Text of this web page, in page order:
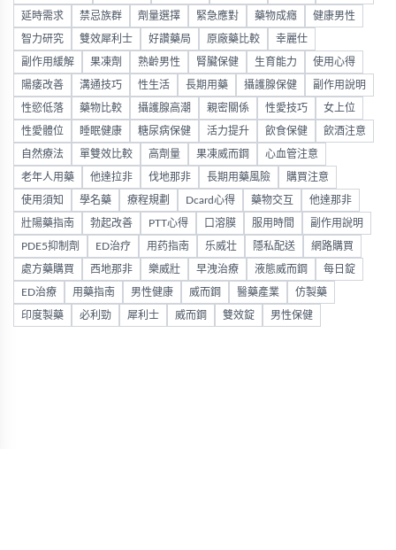
延時需求 禁忌族群 劑量選擇 緊急應對 藥物成癮 健康男性
智力研究 雙效犀利士 好讚藥局 原廠藥比較 幸麗仕
副作用緩解 果凍劑 熟齡男性 腎臟保健 生育能力 使用心得
陽痿改善 溝通技巧 性生活 長期用藥 攝護腺保健 副作用說明
性慾低落 藥物比較 攝護腺高潮 親密關係 性愛技巧 女上位
性愛體位 睡眠健康 糖尿病保健 活力提升 飲食保健 飲酒注意
自然療法 單雙效比較 高劑量 果凍威而鋼 心血管注意
老年人用藥 他達拉非 伐地那非 長期用藥風險 購買注意
使用須知 學名藥 療程規劃 Dcard心得 藥物交互 他達那非
壯陽藥指南 勃起改善 PTT心得 口溶膜 服用時間 副作用說明
PDE5抑制劑 ED治疗 用药指南 乐威壮 隱私配送 網路購買
處方藥購買 西地那非 樂威壯 早洩治療 液態威而鋼 每日錠
ED治療 用藥指南 男性健康 威而鋼 醫藥產業 仿製藥
印度製藥 必利勁 犀利士 威而鋼 雙效錠 男性保健